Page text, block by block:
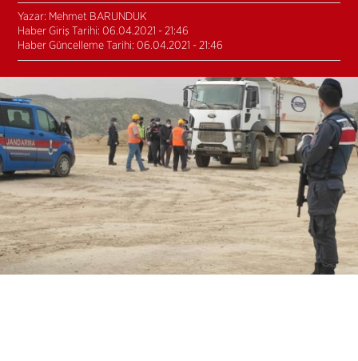
Yazar: Mehmet BARUNDUK
Haber Giriş Tarihi: 06.04.2021 - 21:46
Haber Güncelleme Tarihi: 06.04.2021 - 21:46